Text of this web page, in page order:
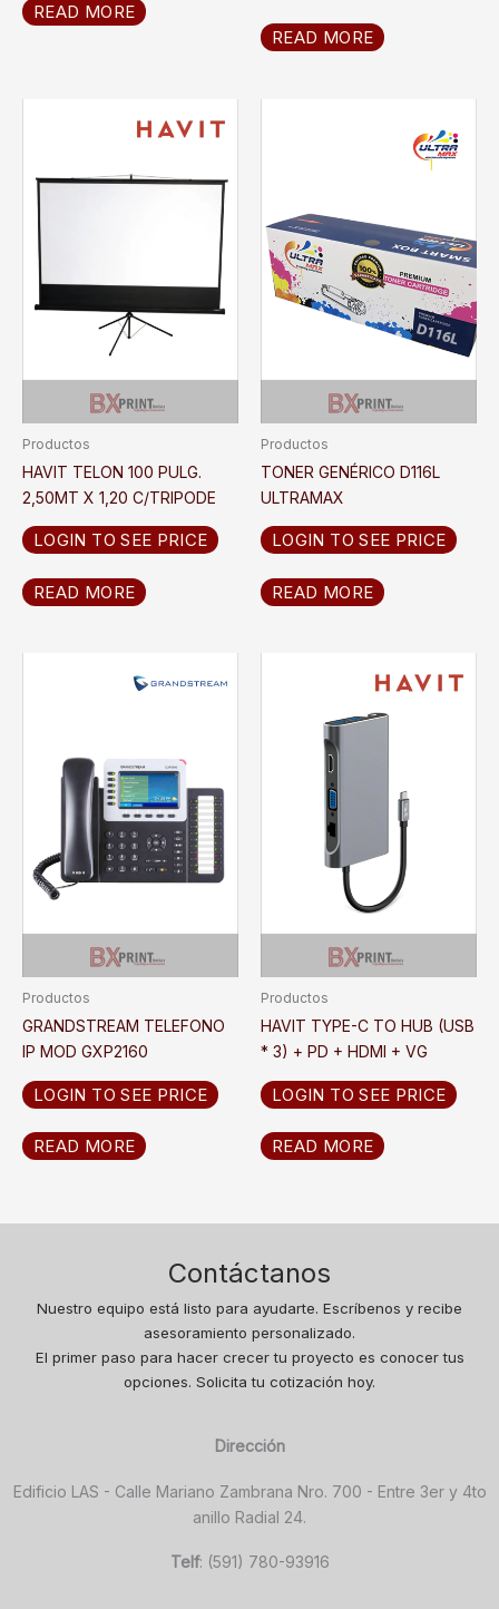
READ MORE
READ MORE
Productos
HAVIT TELON 100 PULG.
2,50MT X 1,20 C/TRIPODE
LOGIN TO SEE PRICE
READ MORE
Productos
TONER GENÉRICO D116L
ULTRAMAX
LOGIN TO SEE PRICE
READ MORE
Productos
GRANDSTREAM TELEFONO
IP MOD GXP2160
LOGIN TO SEE PRICE
READ MORE
Productos
HAVIT TYPE-C TO HUB (USB
* 3) + PD + HDMI + VG
LOGIN TO SEE PRICE
READ MORE
Contáctanos
Nuestro equipo está listo para ayudarte. Escríbenos y recibe
asesoramiento personalizado.
El primer paso para hacer crecer tu proyecto es conocer tus
opciones. Solicita tu cotización hoy.
Dirección
Edificio LAS - Calle Mariano Zambrana Nro. 700 - Entre 3er y 4to
anillo Radial 24.
Telf: (591) 780-93916